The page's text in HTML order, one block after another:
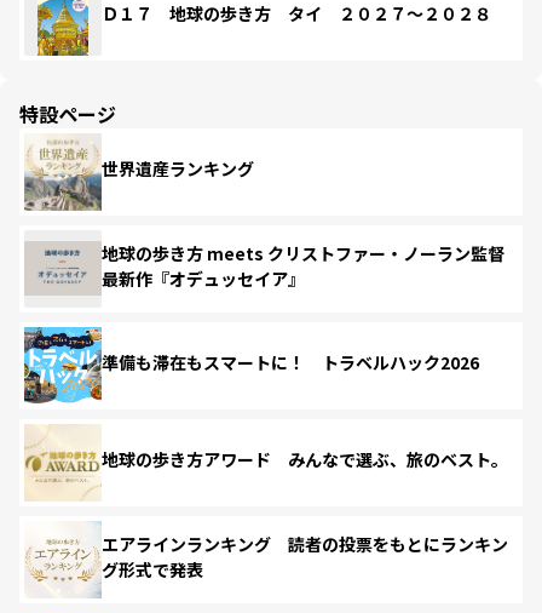
Ｄ１７ 地球の歩き方 タイ ２０２７～２０２８
特設ページ
世界遺産ランキング
地球の歩き方 meets クリストファー・ノーラン監督
最新作『オデュッセイア』
準備も滞在もスマートに！ トラベルハック2026
地球の歩き方アワード みんなで選ぶ、旅のベスト。
エアラインランキング 読者の投票をもとにランキン
グ形式で発表